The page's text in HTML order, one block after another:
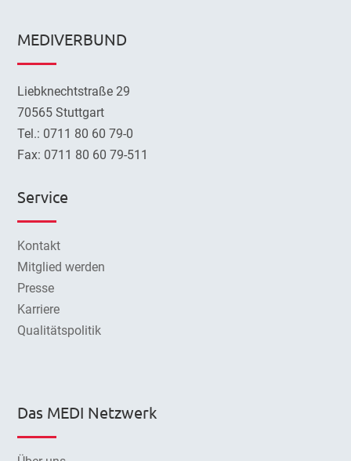
MEDIVERBUND
Liebknechtstraße 29
70565 Stuttgart
Tel.: 0711 80 60 79-0
Fax: 0711 80 60 79-511
Service
Kontakt
Mitglied werden
Presse
Karriere
Qualitätspolitik
Das MEDI Netzwerk